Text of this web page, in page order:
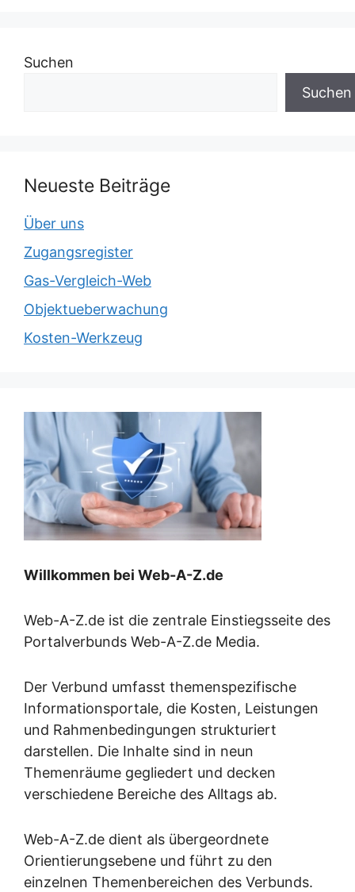
Suchen
Suchen
Neueste Beiträge
Über uns
Zugangsregister
Gas-Vergleich-Web
Objektueberwachung
Kosten-Werkzeug
Willkommen bei Web-A-Z.de
Web-A-Z.de ist die zentrale Einstiegsseite des
Portalverbunds Web-A-Z.de Media.
Der Verbund umfasst themenspezifische
Informationsportale, die Kosten, Leistungen
und Rahmenbedingungen strukturiert
darstellen. Die Inhalte sind in neun
Themenräume gegliedert und decken
verschiedene Bereiche des Alltags ab.
Web-A-Z.de dient als übergeordnete
Orientierungsebene und führt zu den
einzelnen Themenbereichen des Verbunds.